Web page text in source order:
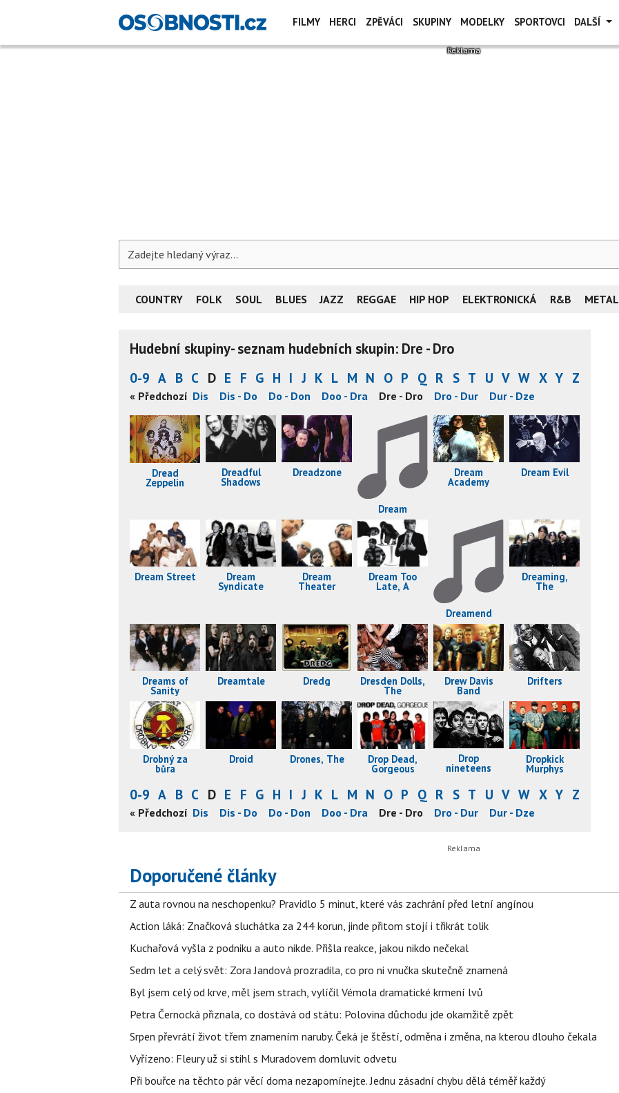
FILMY HERCI ZPĚVÁCI SKUPINY MODELKY SPORTOVCI DALŠÍ
COUNTRY FOLK SOUL BLUES JAZZ REGGAE HIP HOP ELEKTRONICKÁ R&B METAL
Hudební skupiny- seznam hudebních skupin: Dre - Dro
0-9 A B C D E F G H I J K L M N O P Q R S T U V W X Y Z
« Předchozí
Die - Din Dio - Dis Dis - Do Do - Don Doo - Dra Dre - Dro Dro - Dur Dur - Dze
Dread
Zeppelin
Dreadful
Shadows
Dreadzone
Dream
Dream
Academy
Dream Evil
Dream Street Dream
Syndicate
Dream
Theater
Dream Too
Late, A
Dreamend
Dreaming,
The
Dreams of
Sanity
Dreamtale Dredg Dresden Dolls,
The
Drew Davis
Band
Drifters
Drobný za
bůra
Droid Drones, The Drop Dead,
Gorgeous
Drop
nineteens
Dropkick
Murphys
0-9 A B C D E F G H I J K L M N O P Q R S T U V W X Y Z
« Předchozí
Die - Din Dio - Dis Dis - Do Do - Don Doo - Dra Dre - Dro Dro - Dur Dur - Dze
Doporučené články
Z auta rovnou na neschopenku? Pravidlo 5 minut, které vás zachrání před letní angínou
Action láká: Značková sluchátka za 244 korun, jinde přitom stojí i třikrát tolik
Kuchařová vyšla z podniku a auto nikde. Přišla reakce, jakou nikdo nečekal
Sedm let a celý svět: Zora Jandová prozradila, co pro ni vnučka skutečně znamená
Byl jsem celý od krve, měl jsem strach, vylíčil Vémola dramatické krmení lvů
Petra Černocká přiznala, co dostává od státu: Polovina důchodu jde okamžitě zpět
Srpen převrátí život třem znamením naruby. Čeká je štěstí, odměna i změna, na kterou dlouho čekala
Vyřízeno: Fleury už si stihl s Muradovem domluvit odvetu
Při bouřce na těchto pár věcí doma nezapomínejte. Jednu zásadní chybu dělá téměř každý